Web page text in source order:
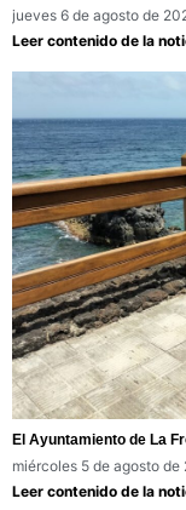
jueves 6 de agosto de
Leer contenido de la
El Ayuntamiento de La
miércoles 5 de agosto de
Leer contenido de la